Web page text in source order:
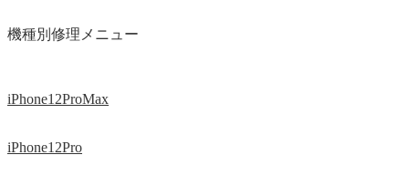
機種別修理メニュー
iPhone12ProMax
iPhone12Pro